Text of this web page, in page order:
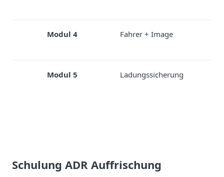
Modul 4 Fahrer + Image
Modul 5 Ladungssicherung
Schulung ADR Auffrischung